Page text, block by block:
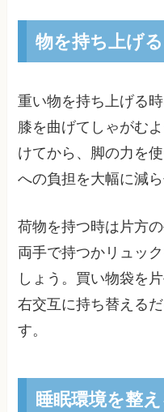
物を持ち上げ
重い物を持ち上げる
膝を曲げてしゃがむ
けてから、脚の力を
への負担を大幅に減ら
荷物を持つ時は片方
両手で持つかリュッ
しょう。買い物袋を
右交互に持ち替える
す。
睡眠環境を整